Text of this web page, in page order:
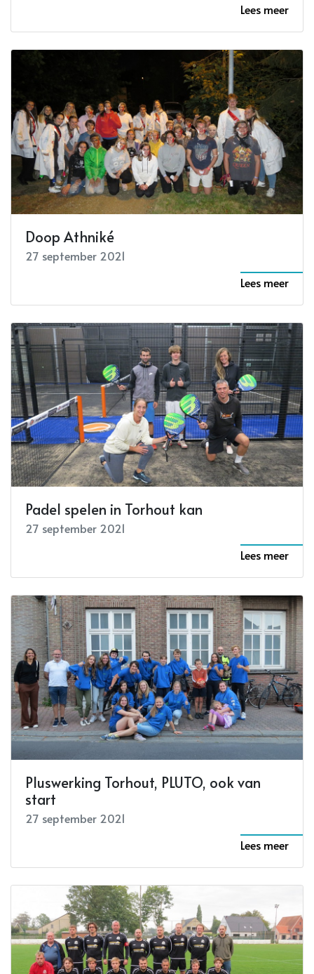
Lees meer
Doop Athniké
27 september 2021
Lees meer
Padel spelen in Torhout kan
27 september 2021
Lees meer
Pluswerking Torhout, PLUTO, ook van
start
27 september 2021
Lees meer